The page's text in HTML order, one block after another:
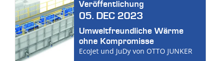
Veröffentlichung
05. DEC 2023
Umweltfreundliche Wärme
ohne Kompromisse
EcoJet und JuDy von OTTO JUNKER